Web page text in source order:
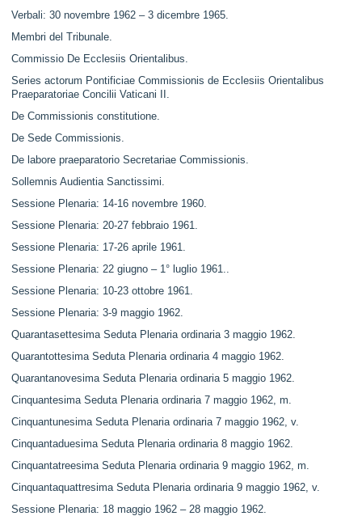
Verbali: 30 novembre 1962 – 3 dicembre 1965.
Membri del Tribunale.
Commissio De Ecclesiis Orientalibus.
Series actorum Pontificiae Commissionis de Ecclesiis Orientalibus
Praeparatoriae Concilii Vaticani II.
De Commissionis constitutione.
De Sede Commissionis.
De labore praeparatorio Secretariae Commissionis.
Sollemnis Audientia Sanctissimi.
Sessione Plenaria: 14-16 novembre 1960.
Sessione Plenaria: 20-27 febbraio 1961.
Sessione Plenaria: 17-26 aprile 1961.
Sessione Plenaria: 22 giugno – 1° luglio 1961..
Sessione Plenaria: 10-23 ottobre 1961.
Sessione Plenaria: 3-9 maggio 1962.
Quarantasettesima Seduta Plenaria ordinaria 3 maggio 1962.
Quarantottesima Seduta Plenaria ordinaria 4 maggio 1962.
Quarantanovesima Seduta Plenaria ordinaria 5 maggio 1962.
Cinquantesima Seduta Plenaria ordinaria 7 maggio 1962, m.
Cinquantunesima Seduta Plenaria ordinaria 7 maggio 1962, v.
Cinquantaduesima Seduta Plenaria ordinaria 8 maggio 1962.
Cinquantatreesima Seduta Plenaria ordinaria 9 maggio 1962, m.
Cinquantaquattresima Seduta Plenaria ordinaria 9 maggio 1962, v.
Sessione Plenaria: 18 maggio 1962 – 28 maggio 1962.